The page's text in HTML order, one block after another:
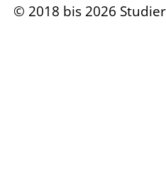
© 2018 bis 2026